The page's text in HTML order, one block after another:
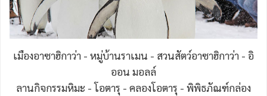
เมืองอาซาฮิกาว่า - หมู่บ้านราเมน - สวนสัตว์อาซาฮิกาว่า - อิ
ออน มอลล์
ลานกิจกรรมหิมะ - โอตารุ - คลองโอตารุ - พิพิธภัณฑ์กล่อง